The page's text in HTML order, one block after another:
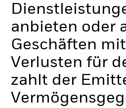
anbieten oder
Geschäften
Verlusten für
zahlt der